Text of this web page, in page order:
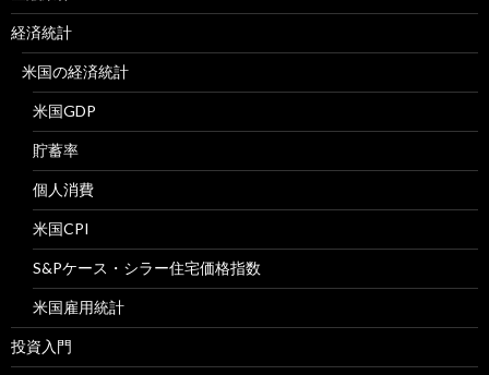
経済統計
米国の経済統計
米国GDP
貯蓄率
個人消費
米国CPI
S&Pケース・シラー住宅価格指数
米国雇用統計
投資入門